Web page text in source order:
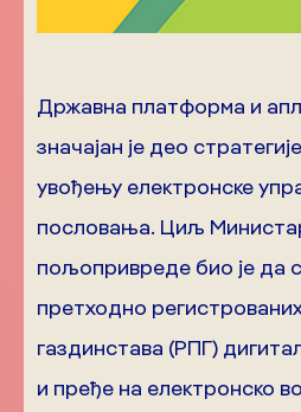
Државна платформа и
значајан је део
увођењу електронске
пословања. Циљ
пољопривреде био је да
претходно
газдинстава (РПГ)
и пређе на електронско